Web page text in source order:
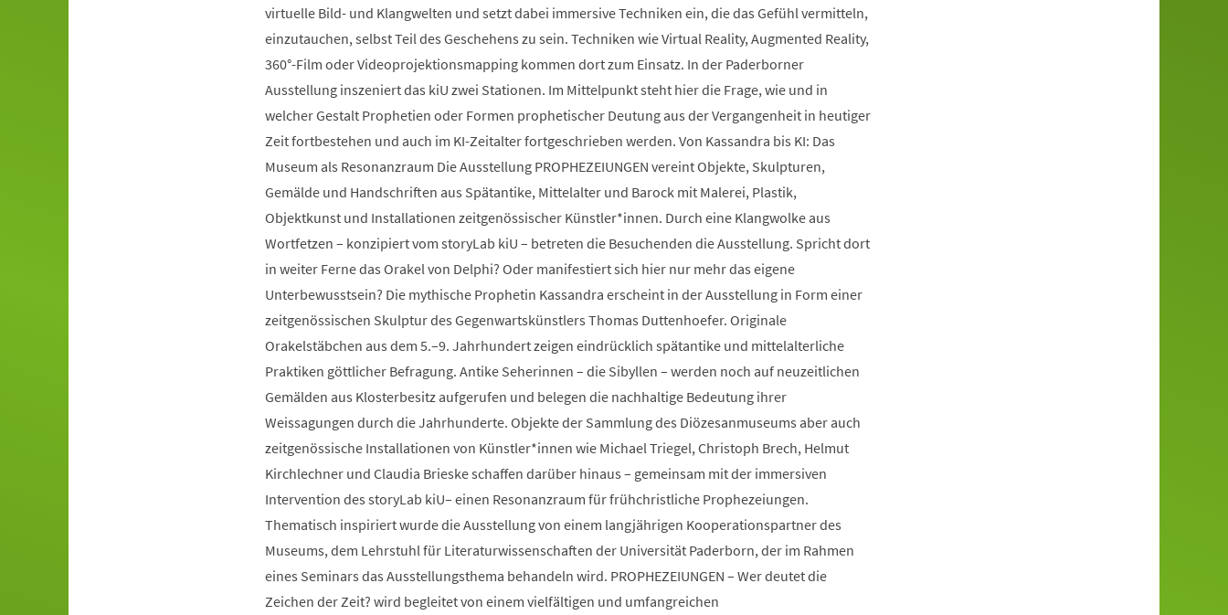
virtuelle Bild- und Klangwelten und setzt dabei immersive Techniken ein, die das Gefühl vermitteln,
einzutauchen, selbst Teil des Geschehens zu sein. Techniken wie Virtual Reality, Augmented Reality,
360°-Film oder Videoprojektionsmapping kommen dort zum Einsatz. In der Paderborner
Ausstellung inszeniert das kiU zwei Stationen. Im Mittelpunkt steht hier die Frage, wie und in
welcher Gestalt Prophetien oder Formen prophetischer Deutung aus der Vergangenheit in heutiger
Zeit fortbestehen und auch im KI-Zeitalter fortgeschrieben werden. Von Kassandra bis KI: Das
Museum als Resonanzraum Die Ausstellung PROPHEZEIUNGEN vereint Objekte, Skulpturen,
Gemälde und Handschriften aus Spätantike, Mittelalter und Barock mit Malerei, Plastik,
Objektkunst und Installationen zeitgenössischer Künstler*innen. Durch eine Klangwolke aus
Wortfetzen – konzipiert vom storyLab kiU – betreten die Besuchenden die Ausstellung. Spricht dort
in weiter Ferne das Orakel von Delphi? Oder manifestiert sich hier nur mehr das eigene
Unterbewusstsein? Die mythische Prophetin Kassandra erscheint in der Ausstellung in Form einer
zeitgenössischen Skulptur des Gegenwartskünstlers Thomas Duttenhoefer. Originale
Orakelstäbchen aus dem 5.–9. Jahrhundert zeigen eindrücklich spätantike und mittelalterliche
Praktiken göttlicher Befragung. Antike Seherinnen – die Sibyllen – werden noch auf neuzeitlichen
Gemälden aus Klosterbesitz aufgerufen und belegen die nachhaltige Bedeutung ihrer
Weissagungen durch die Jahrhunderte. Objekte der Sammlung des Diözesanmuseums aber auch
zeitgenössische Installationen von Künstler*innen wie Michael Triegel, Christoph Brech, Helmut
Kirchlechner und Claudia Brieske schaffen darüber hinaus – gemeinsam mit der immersiven
Intervention des storyLab kiU– einen Resonanzraum für frühchristliche Prophezeiungen.
Thematisch inspiriert wurde die Ausstellung von einem langjährigen Kooperationspartner des
Museums, dem Lehrstuhl für Literaturwissenschaften der Universität Paderborn, der im Rahmen
eines Seminars das Ausstellungsthema behandeln wird. PROPHEZEIUNGEN – Wer deutet die
Zeichen der Zeit? wird begleitet von einem vielfältigen und umfangreichen